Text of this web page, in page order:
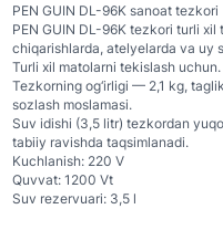
PEN GUIN DL-96K sanoat tezkori
PEN GUIN DL-96K tezkori turli
chiqarishlarda, atelyelarda va uy
Turli xil matolarni tekislash uchun.
Tezkorning og‘irligi — 2,1 kg,
sozlash moslamasi.
Suv idishi (3,5 litr) tezkordan
tabiiy ravishda taqsimlanadi.
Kuchlanish: 220 V
Quvvat: 1200 Vt
Suv rezervuari: 3,5 l